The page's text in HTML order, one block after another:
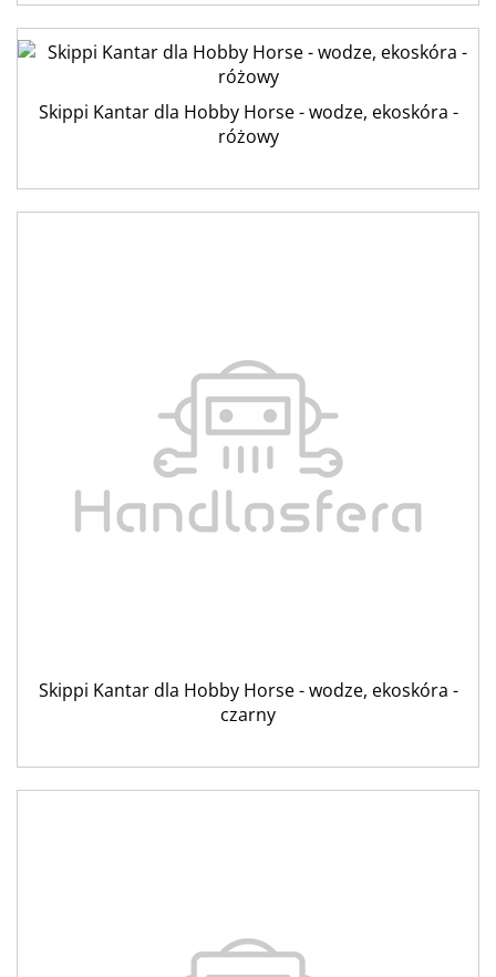
Skippi Kantar dla Hobby Horse - wodze, ekoskóra -
różowy
Skippi Kantar dla Hobby Horse - wodze, ekoskóra -
czarny